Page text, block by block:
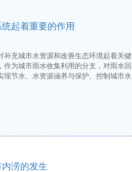
起着重要的作用
充城市水资源和改善生态环境起着关键
为城市雨水收集利用的分支，对雨水回
节水、水资源涵养与保护、控制城市水
涝的发生